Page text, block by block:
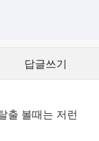
답글쓰기
출 볼때는 저런